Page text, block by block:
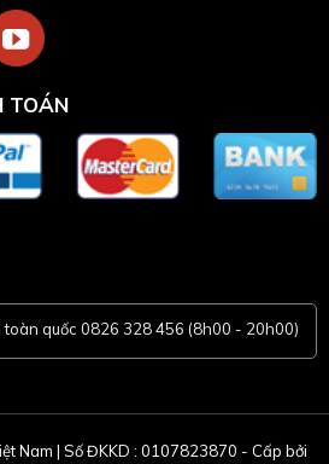
TOÁN
toàn quốc 0826 328 456 (8h00 - 20h00)
Nam | Số ĐKKD : 0107823870 - Cấp bởi